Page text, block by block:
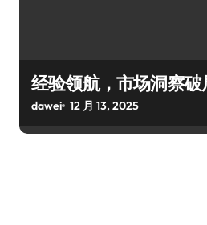
经验领航，市场洞察
dawei 12 月 13, 2025